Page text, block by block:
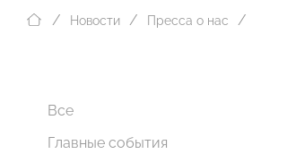
Новости Пресса о нас
Все
Главные события